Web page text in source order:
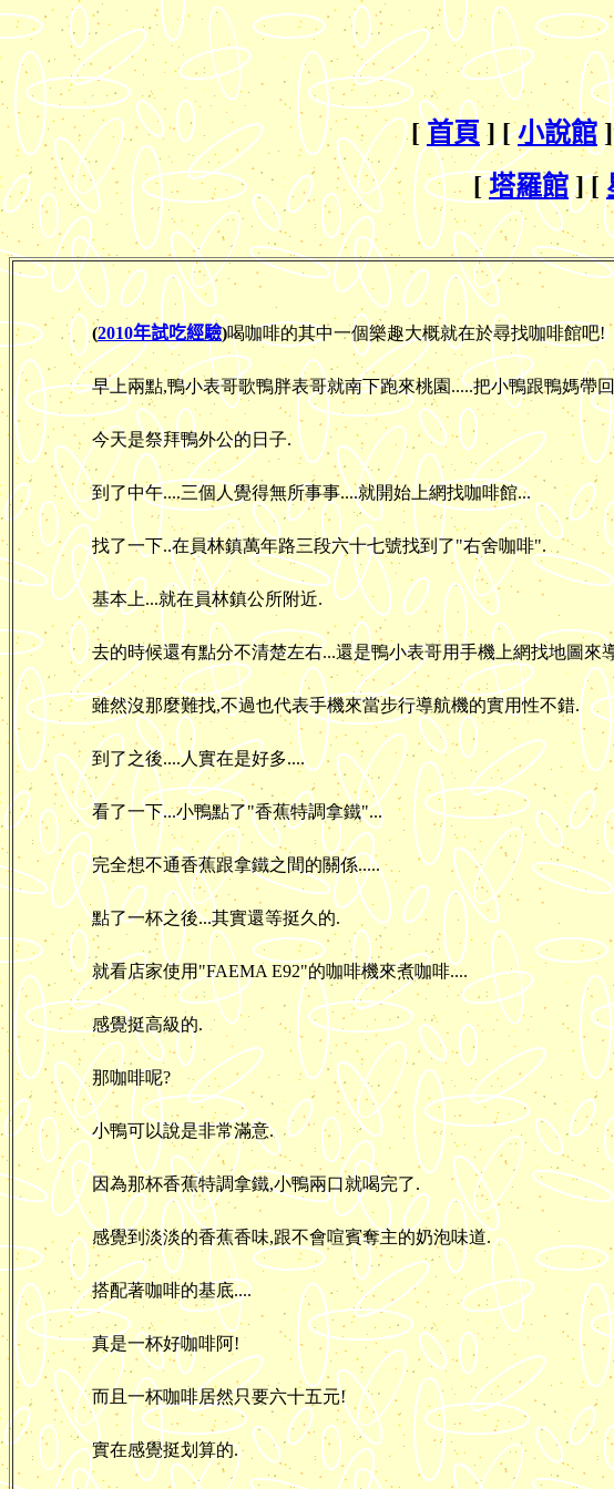
[首頁 ] [小說館
[塔羅館] [
(2010年試吃經驗)喝咖啡的其中一個樂趣大概就在於尋找咖啡館吧!
早上兩點,鴨小表哥歌鴨胖表哥就南下跑來桃園.....把小鴨跟鴨媽帶
今天是祭拜鴨外公的日子.
到了中午....三個人覺得無所事事....就開始上網找咖啡館...
找了一下..在員林鎮萬年路三段六十七號找到了"右舍咖啡".
基本上...就在員林鎮公所附近.
去的時候還有點分不清楚左右...還是鴨小表哥用手機上網找地圖來
雖然沒那麼難找,不過也代表手機來當步行導航機的實用性不錯.
到了之後....人實在是好多....
看了一下...小鴨點了"香蕉特調拿鐵"...
完全想不通香蕉跟拿鐵之間的關係.....
點了一杯之後...其實還等挺久的.
就看店家使用"FAEMA E92"的咖啡機來煮咖啡....
感覺挺高級的.
那咖啡呢?
小鴨可以說是非常滿意.
因為那杯香蕉特調拿鐵,小鴨兩口就喝完了.
感覺到淡淡的香蕉香味,跟不會喧賓奪主的奶泡味道.
搭配著咖啡的基底....
真是一杯好咖啡阿!
而且一杯咖啡居然只要六十五元!
實在感覺挺划算的.